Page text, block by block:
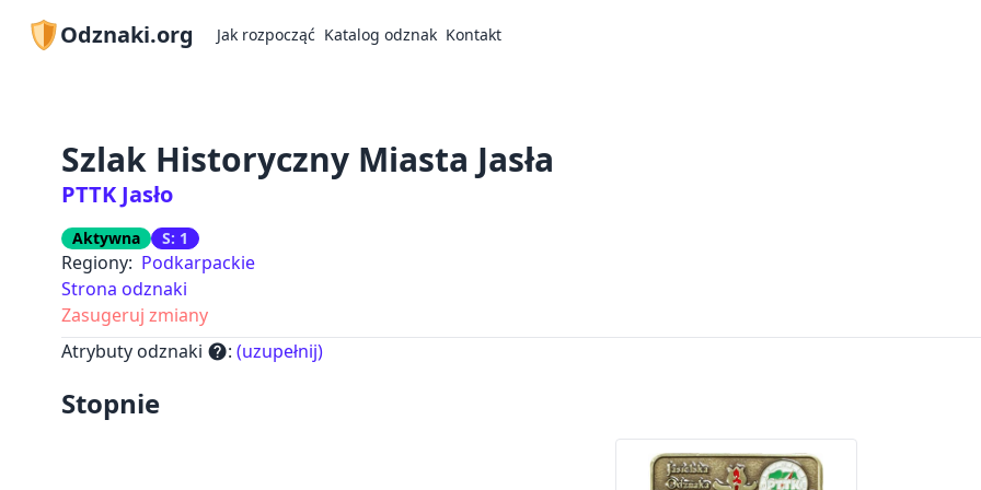
Odznaki.org Jak rozpocząć Katalog odznak Kontakt
Szlak Historyczny Miasta Jasła
PTTK Jasło
Aktywna S: 1
Regiony: Podkarpackie
Strona odznaki
Zasugeruj zmiany
Atrybuty odznaki help: (uzupełnij)
Stopnie